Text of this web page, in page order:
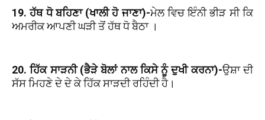
19. ਹੱਥ ਧੋ ਬਹਿਣਾ (ਖਾਲੀ ਹੋ ਜਾਣਾ)-ਮੇਲ ਵਿਚ ਇੰਨੀ ਭੀੜ ਸੀ ਕਿ
ਅਮਰੀਕ ਆਪਣੀ ਘੜੀ ਤੋਂ ਹੱਥ ਧੋ ਬੈਠਾ ।
20. ਹਿੱਕ ਸਾੜਨੀ (ਭੈੜੇ ਬੋਲਾਂ ਨਾਲ ਕਿਸੇ ਨੂੰ ਦੁਖੀ ਕਰਨਾ)-ਉਸ਼ਾ ਦੀ
ਸੱਸ ਮਿਹਣੇ ਦੇ ਦੇ ਕੇ ਹਿੱਕ ਸਾੜਦੀ ਰਹਿੰਦੀ ਹੈ।